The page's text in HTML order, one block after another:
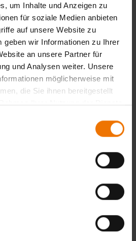
um Inhalte und Anzeigen zu
für soziale Medien anbieten
auf unsere Website zu
geben wir Informationen zu Ihrer
an unsere Partner für
und Analysen weiter. Unsere
möglicherweise mit
die Sie ihnen bereitgestellt
Ihrer Nutzung der Dienste
Sehfähigkeit, wie bei der
zufriedenstellenden
ein Prüfprotokoll pro Jahr –
c, f, wp, t) müssen abgedeckt sein.